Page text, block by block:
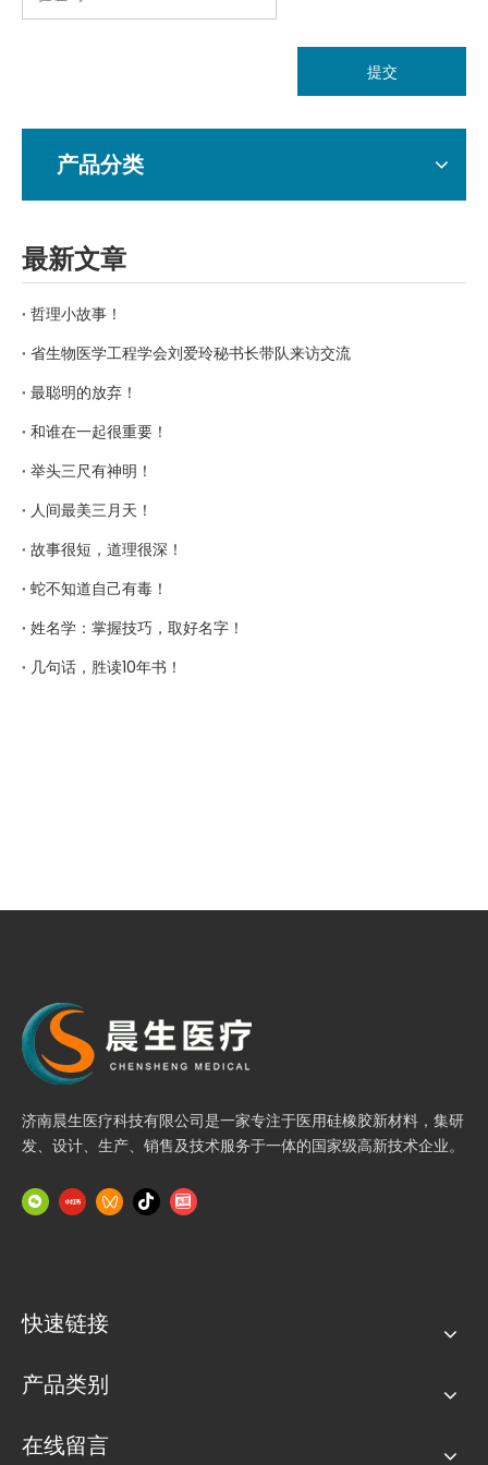
提交
产品分类
最新文章
哲理小故事！
省生物医学工程学会刘爱玲秘书长带队来访交流
最聪明的放弃！
和谁在一起很重要！
举头三尺有神明！
人间最美三月天！
故事很短，道理很深！
蛇不知道自己有毒！
姓名学：掌握技巧，取好名字！
几句话，胜读10年书！
济南晨生医疗科技有限公司是一家专注于医用硅橡胶新材料，集研
发、设计、生产、销售及技术服务于一体的国家级高新技术企业。
快速链接
产品类别
在线留言